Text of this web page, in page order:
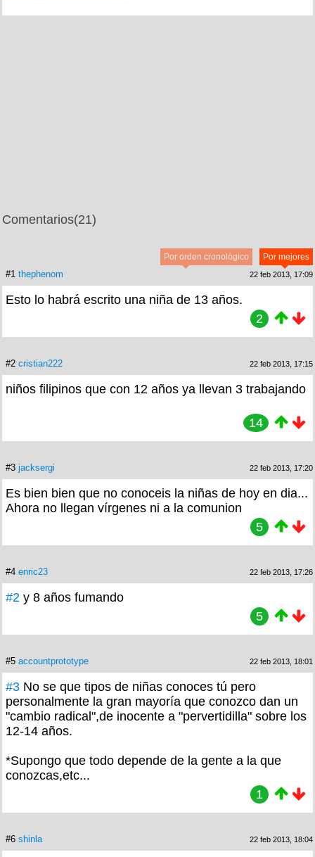
Comentarios(21)
Por mejores
Por orden cronológico
#1 thephenom 22 feb 2013, 17:09
Esto lo habrá escrito una niña de 13 años.
2
#2 cristian222 22 feb 2013, 17:15
niños filipinos que con 12 años ya llevan 3 trabajando
14
#3 jacksergi 22 feb 2013, 17:20
Es bien bien que no conoceis la niñas de hoy en dia...
Ahora no llegan vírgenes ni a la comunion
5
#4 enric23 22 feb 2013, 17:26
#2 y 8 años fumando
5
#5 accountprototype 22 feb 2013, 18:01
#3 No se que tipos de niñas conoces tú pero
personalmente la gran mayoría que conozco dan un
"cambio radical",de inocente a "pervertidilla" sobre los
12-14 años.
*Supongo que todo depende de la gente a la que
conozcas,etc...
1
#6 shinla 22 feb 2013, 18:04